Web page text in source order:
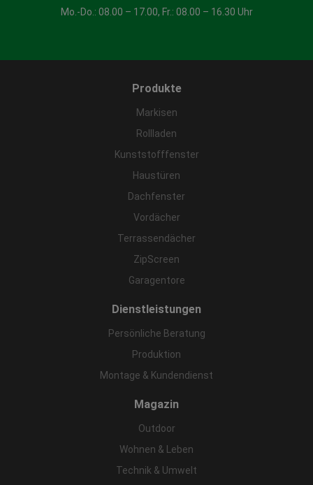
Mo.-Do.: 08.00 – 17.00, Fr.: 08.00 – 16.30 Uhr
Produkte
Markisen
Rollladen
Kunststofffenster
Haustüren
Dachfenster
Vordächer
Terrassendächer
ZipScreen
Garagentore
Dienstleistungen
Persönliche Beratung
Produktion
Montage & Kundendienst
Magazin
Outdoor
Wohnen & Leben
Technik & Umwelt